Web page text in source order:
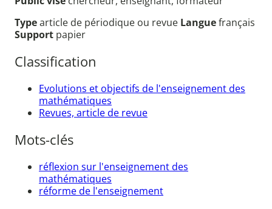
Typearticle de périodique ou revue Languefrançais
Support papier
Classification
Evolutions et objectifs de l'enseignement des
mathématiques
Revues, article de revue
Mots-clés
réflexion sur l'enseignement des
mathématiques
réforme de l'enseignement